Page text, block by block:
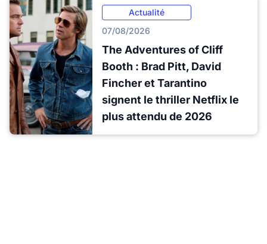
Actualité
07/08/2026
The Adventures of Cliff
Booth : Brad Pitt, David
Fincher et Tarantino
signent le thriller Netflix le
plus attendu de 2026